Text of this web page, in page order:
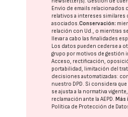
Envío de emails relacionados
relativos a intereses similares
asociados.Conservación:
relación con Ud., o mientras
llevar a cabo las finalidades
Los datos pueden cederse a
grupo por motivos de gestión
Acceso, rectificación,
portabilidad, limitación del
decisiones automatizadas:
nuestro DPD. Si considera
se ajusta a la normativa
reclamación ante laAEPD.Más
Política de Protección de